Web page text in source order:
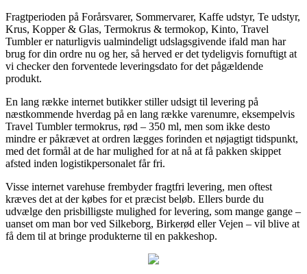
Fragtperioden på Forårsvarer, Sommervarer, Kaffe udstyr, Te udstyr,
Krus, Kopper & Glas, Termokrus & termokop, Kinto, Travel
Tumbler er naturligvis ualmindeligt udslagsgivende ifald man har
brug for din ordre nu og her, så herved er det tydeligvis fornuftigt at
vi checker den forventede leveringsdato for det pågældende
produkt.
En lang række internet butikker stiller udsigt til levering på
næstkommende hverdag på en lang række varenumre, eksempelvis
Travel Tumbler termokrus, rød – 350 ml, men som ikke desto
mindre er påkrævet at ordren lægges forinden et nøjagtigt tidspunkt,
med det formål at de har mulighed for at nå at få pakken skippet
afsted inden logistikpersonalet får fri.
Visse internet varehuse frembyder fragtfri levering, men oftest
kræves det at der købes for et præcist beløb. Ellers burde du
udvælge den prisbilligste mulighed for levering, som mange gange –
uanset om man bor ved Silkeborg, Birkerød eller Vejen – vil blive at
få dem til at bringe produkterne til en pakkeshop.